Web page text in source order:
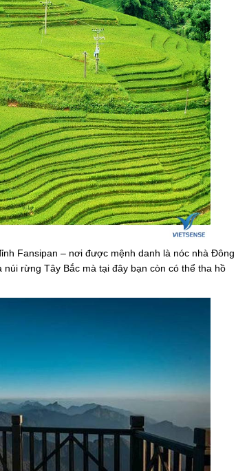
Fansipan – nơi được mệnh danh là nóc nhà Đông
rừng Tây Bắc mà tại đây bạn còn có thể tha hồ